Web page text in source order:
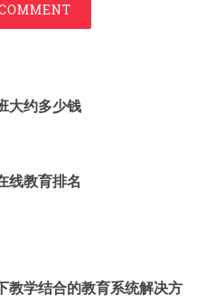
大约多少钱
线教育排名
教学结合的教育系统解决方